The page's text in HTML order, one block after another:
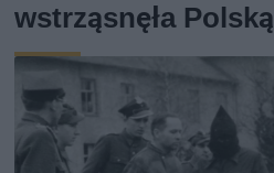
wstrząsnęła Polską